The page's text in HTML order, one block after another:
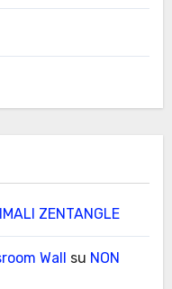
ZENTANGLE
Wall su NON